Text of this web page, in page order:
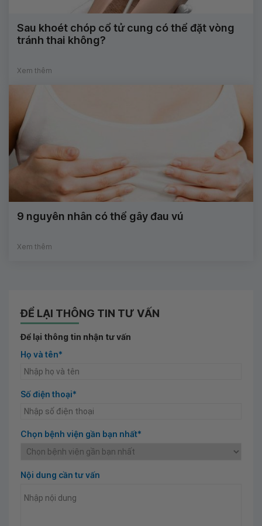
Sau khoét chóp cổ tử cung có thể đặt vòng
tránh thai không?
Xem thêm
9 nguyên nhân có thể gây đau vú
Xem thêm
ĐỂ LẠI THÔNG TIN TƯ VẤN
Để lại thông tin nhận tư vấn
Họ và tên*
Số điện thoại*
Chọn bệnh viện gần bạn nhất*
Nội dung cần tư vấn